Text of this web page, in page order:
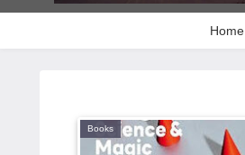
Home
Books